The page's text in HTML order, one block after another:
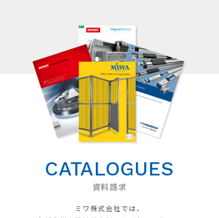
CATALOGUES
資料請求
ミワ株式会社では、